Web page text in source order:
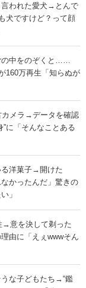
言われた愛犬→とんで
犬ですけど？って顔
中をのぞくと……
160万再生「知らぬが
カメラ→データを確認
「そんなことある
る洋菓子→開けた
かったんだ」驚きの
」
→意を決して剃った
由に「えぇwwwそん
うな子どもたち→“鑑